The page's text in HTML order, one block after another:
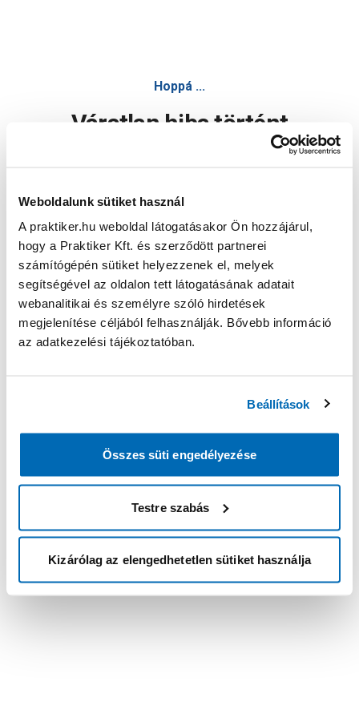
Weboldalunk sütiket használ
A praktiker.hu weboldal látogatásakor Ön hozzájárul,
hogy a Praktiker Kft. és szerződött partnerei
számítógépén sütiket helyezzenek el, melyek
segítségével az oldalon tett látogatásának adatait
webanalitikai és személyre szóló hirdetések
megjelenítése céljából felhasználják. Bővebb információ
az adatkezelési tájékoztatóban.
Beállítások
Összes süti engedélyezése
Testre szabás
Kizárólag az elengedhetetlen sütiket használja
Hoppá ...
Váratlan hiba történt
Oldal újratöltése